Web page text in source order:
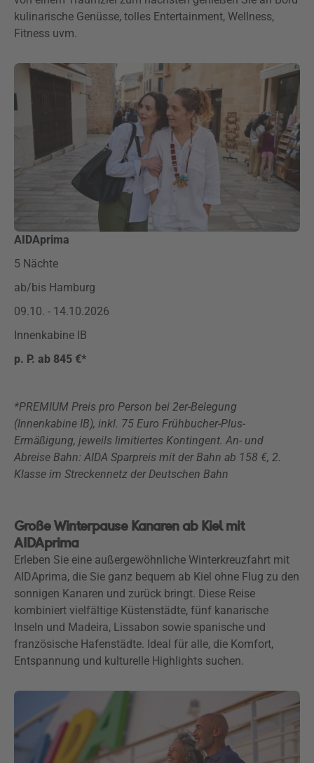
kulinarische Genüsse, tolles Entertainment, Wellness,
Fitness uvm.
AIDAprima
5 Nächte
ab/bis Hamburg
09.10. - 14.10.2026
Innenkabine IB
p. P. ab 845 €*
*PREMIUM Preis pro Person bei 2er-Belegung
(Innenkabine IB), inkl. 75 Euro Frühbucher-Plus-
Ermäßigung, jeweils limitiertes Kontingent. An- und
Abreise Bahn: AIDA Sparpreis mit der Bahn ab 158 €, 2.
Klasse im Streckennetz der Deutschen Bahn
Große Winterpause Kanaren ab Kiel mit
AIDAprima
Erleben Sie eine außergewöhnliche Winterkreuzfahrt mit
AIDAprima, die Sie ganz bequem ab Kiel ohne Flug zu den
sonnigen Kanaren und zurück bringt. Diese Reise
kombiniert vielfältige Küstenstädte, fünf kanarische
Inseln und Madeira, Lissabon sowie spanische und
französische Hafenstädte. Ideal für alle, die Komfort,
Entspannung und kulturelle Highlights suchen.